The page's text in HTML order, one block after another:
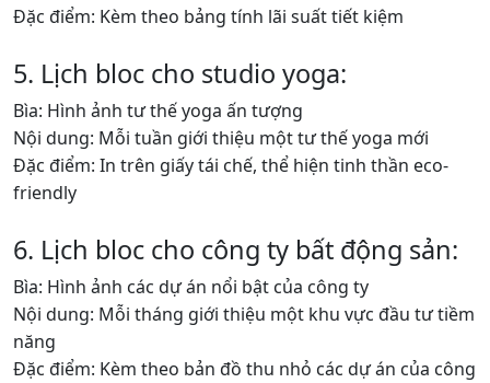
Đặc điểm: Kèm theo bảng tính lãi suất tiết kiệm
5. Lịch bloc cho studio yoga:
Bìa: Hình ảnh tư thế yoga ấn tượng
Nội dung: Mỗi tuần giới thiệu một tư thế yoga mới
Đặc điểm: In trên giấy tái chế, thể hiện tinh thần eco-
friendly
6. Lịch bloc cho công ty bất động sản:
Bìa: Hình ảnh các dự án nổi bật của công ty
Nội dung: Mỗi tháng giới thiệu một khu vực đầu tư tiềm
năng
Đặc điểm: Kèm theo bản đồ thu nhỏ các dự án của công